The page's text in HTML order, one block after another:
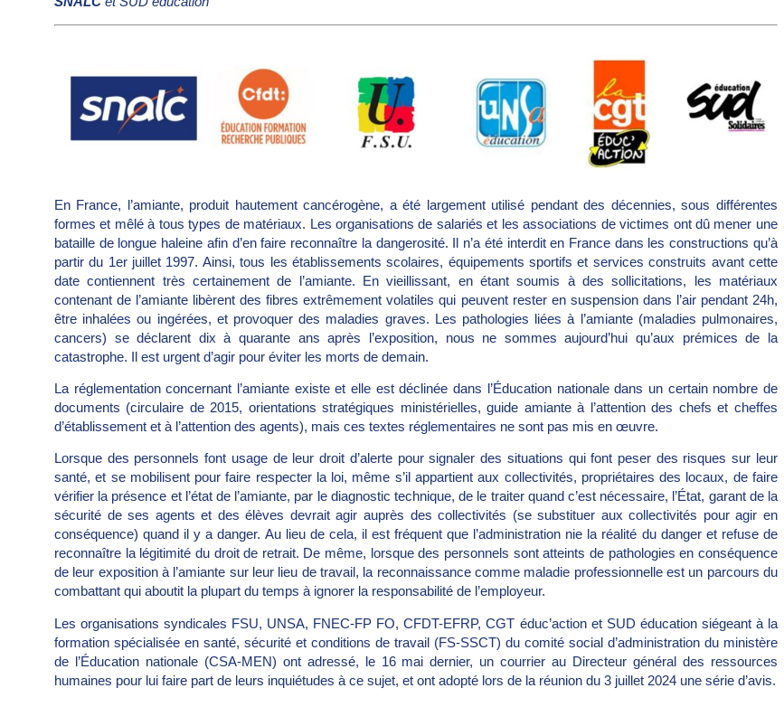
En France, l’amiante, produit hautement cancérogène, a été largement utilisé pendant des décennies, sous différentes
formes et mêlé à tous types de matériaux. Les organisations de salariés et les associations de victimes ont dû mener une
bataille de longue haleine afin d’en faire reconnaître la dangerosité. Il n’a été interdit en France dans les constructions qu’à
partir du 1er juillet 1997. Ainsi, tous les établissements scolaires, équipements sportifs et services construits avant cette
date contiennent très certainement de l’amiante. En vieillissant, en étant soumis à des sollicitations, les matériaux
contenant de l’amiante libèrent des fibres extrêmement volatiles qui peuvent rester en suspension dans l’air pendant 24h,
être inhalées ou ingérées, et provoquer des maladies graves. Les pathologies liées à l’amiante (maladies pulmonaires,
cancers) se déclarent dix à quarante ans après l’exposition, nous ne sommes aujourd’hui qu’aux prémices de la
catastrophe. Il est urgent d’agir pour éviter les morts de demain.
La réglementation concernant l’amiante existe et elle est déclinée dans l’Éducation nationale dans un certain nombre de
documents (circulaire de 2015, orientations stratégiques ministérielles, guide amiante à l’attention des chefs et cheffes
d’établissement et à l’attention des agents), mais ces textes réglementaires ne sont pas mis en œuvre.
Lorsque des personnels font usage de leur droit d’alerte pour signaler des situations qui font peser des risques sur leur
santé, et se mobilisent pour faire respecter la loi, même s’il appartient aux collectivités, propriétaires des locaux, de faire
vérifier la présence et l’état de l’amiante, par le diagnostic technique, de le traiter quand c’est nécessaire, l’État, garant de la
sécurité de ses agents et des élèves devrait agir auprès des collectivités (se substituer aux collectivités pour agir en
conséquence) quand il y a danger. Au lieu de cela, il est fréquent que l’administration nie la réalité du danger et refuse de
reconnaître la légitimité du droit de retrait. De même, lorsque des personnels sont atteints de pathologies en conséquence
de leur exposition à l’amiante sur leur lieu de travail, la reconnaissance comme maladie professionnelle est un parcours du
combattant qui aboutit la plupart du temps à ignorer la responsabilité de l’employeur.
Les organisations syndicales FSU, UNSA, FNEC-FP FO, CFDT-EFRP, CGT éduc’action et SUD éducation siégeant à la
formation spécialisée en santé, sécurité et conditions de travail (FS-SSCT) du comité social d’administration du ministère
de l’Éducation nationale (CSA-MEN) ont adressé, le 16 mai dernier, un courrier au Directeur général des ressources
humaines pour lui faire part de leurs inquiétudes à ce sujet, et ont adopté lors de la réunion du 3 juillet 2024 une série d’avis.